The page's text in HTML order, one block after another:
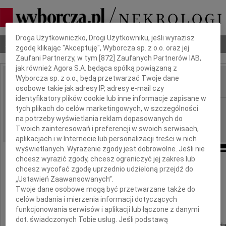
Nekrologi Odeszli Poradnik pogrzebowy
IMIĘ I NAZWISKO:
REGION: Kielce
DATA EMISJI: 06.03.2019
Naszej Koleżance
Iwonie Zając
Dbamy o Twoją prywatność
Droga Użytkowniczko, Drogi Użytkowniku, jeśli wyrazisz
zgodę klikając "Akceptuję", Wyborcza sp. z o.o. oraz jej
Zaufani Partnerzy, w tym [872 ] Zaufanych Partnerów IAB,
jak również Agora S.A. będąca spółką powiązaną z
Wyborcza sp. z o.o., będą przetwarzać Twoje dane
osobowe takie jak adresy IP, adresy e-mail czy
identyfikatory plików cookie lub inne informacje zapisane w
tych plikach do celów marketingowych, w szczególności
na potrzeby wyświetlania reklam dopasowanych do
Twoich zainteresowań i preferencji w swoich serwisach,
aplikacjach i w Internecie lub personalizacji treści w nich
wyświetlanych. Wyrażenie zgody jest dobrowolne. Jeśli nie
chcesz wyrazić zgody, chcesz ograniczyć jej zakres lub
chcesz wycofać zgodę uprzednio udzieloną przejdź do
„Ustawień Zaawansowanych”.
Twoje dane osobowe mogą być przetwarzane także do
celów badania i mierzenia informacji dotyczących
funkcjonowania serwisów i aplikacji lub łączone z danymi
dot. świadczonych Tobie usług. Jeśli podstawą